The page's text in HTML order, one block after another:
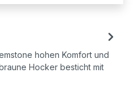
hohen Komfort und
Hocker besticht mit